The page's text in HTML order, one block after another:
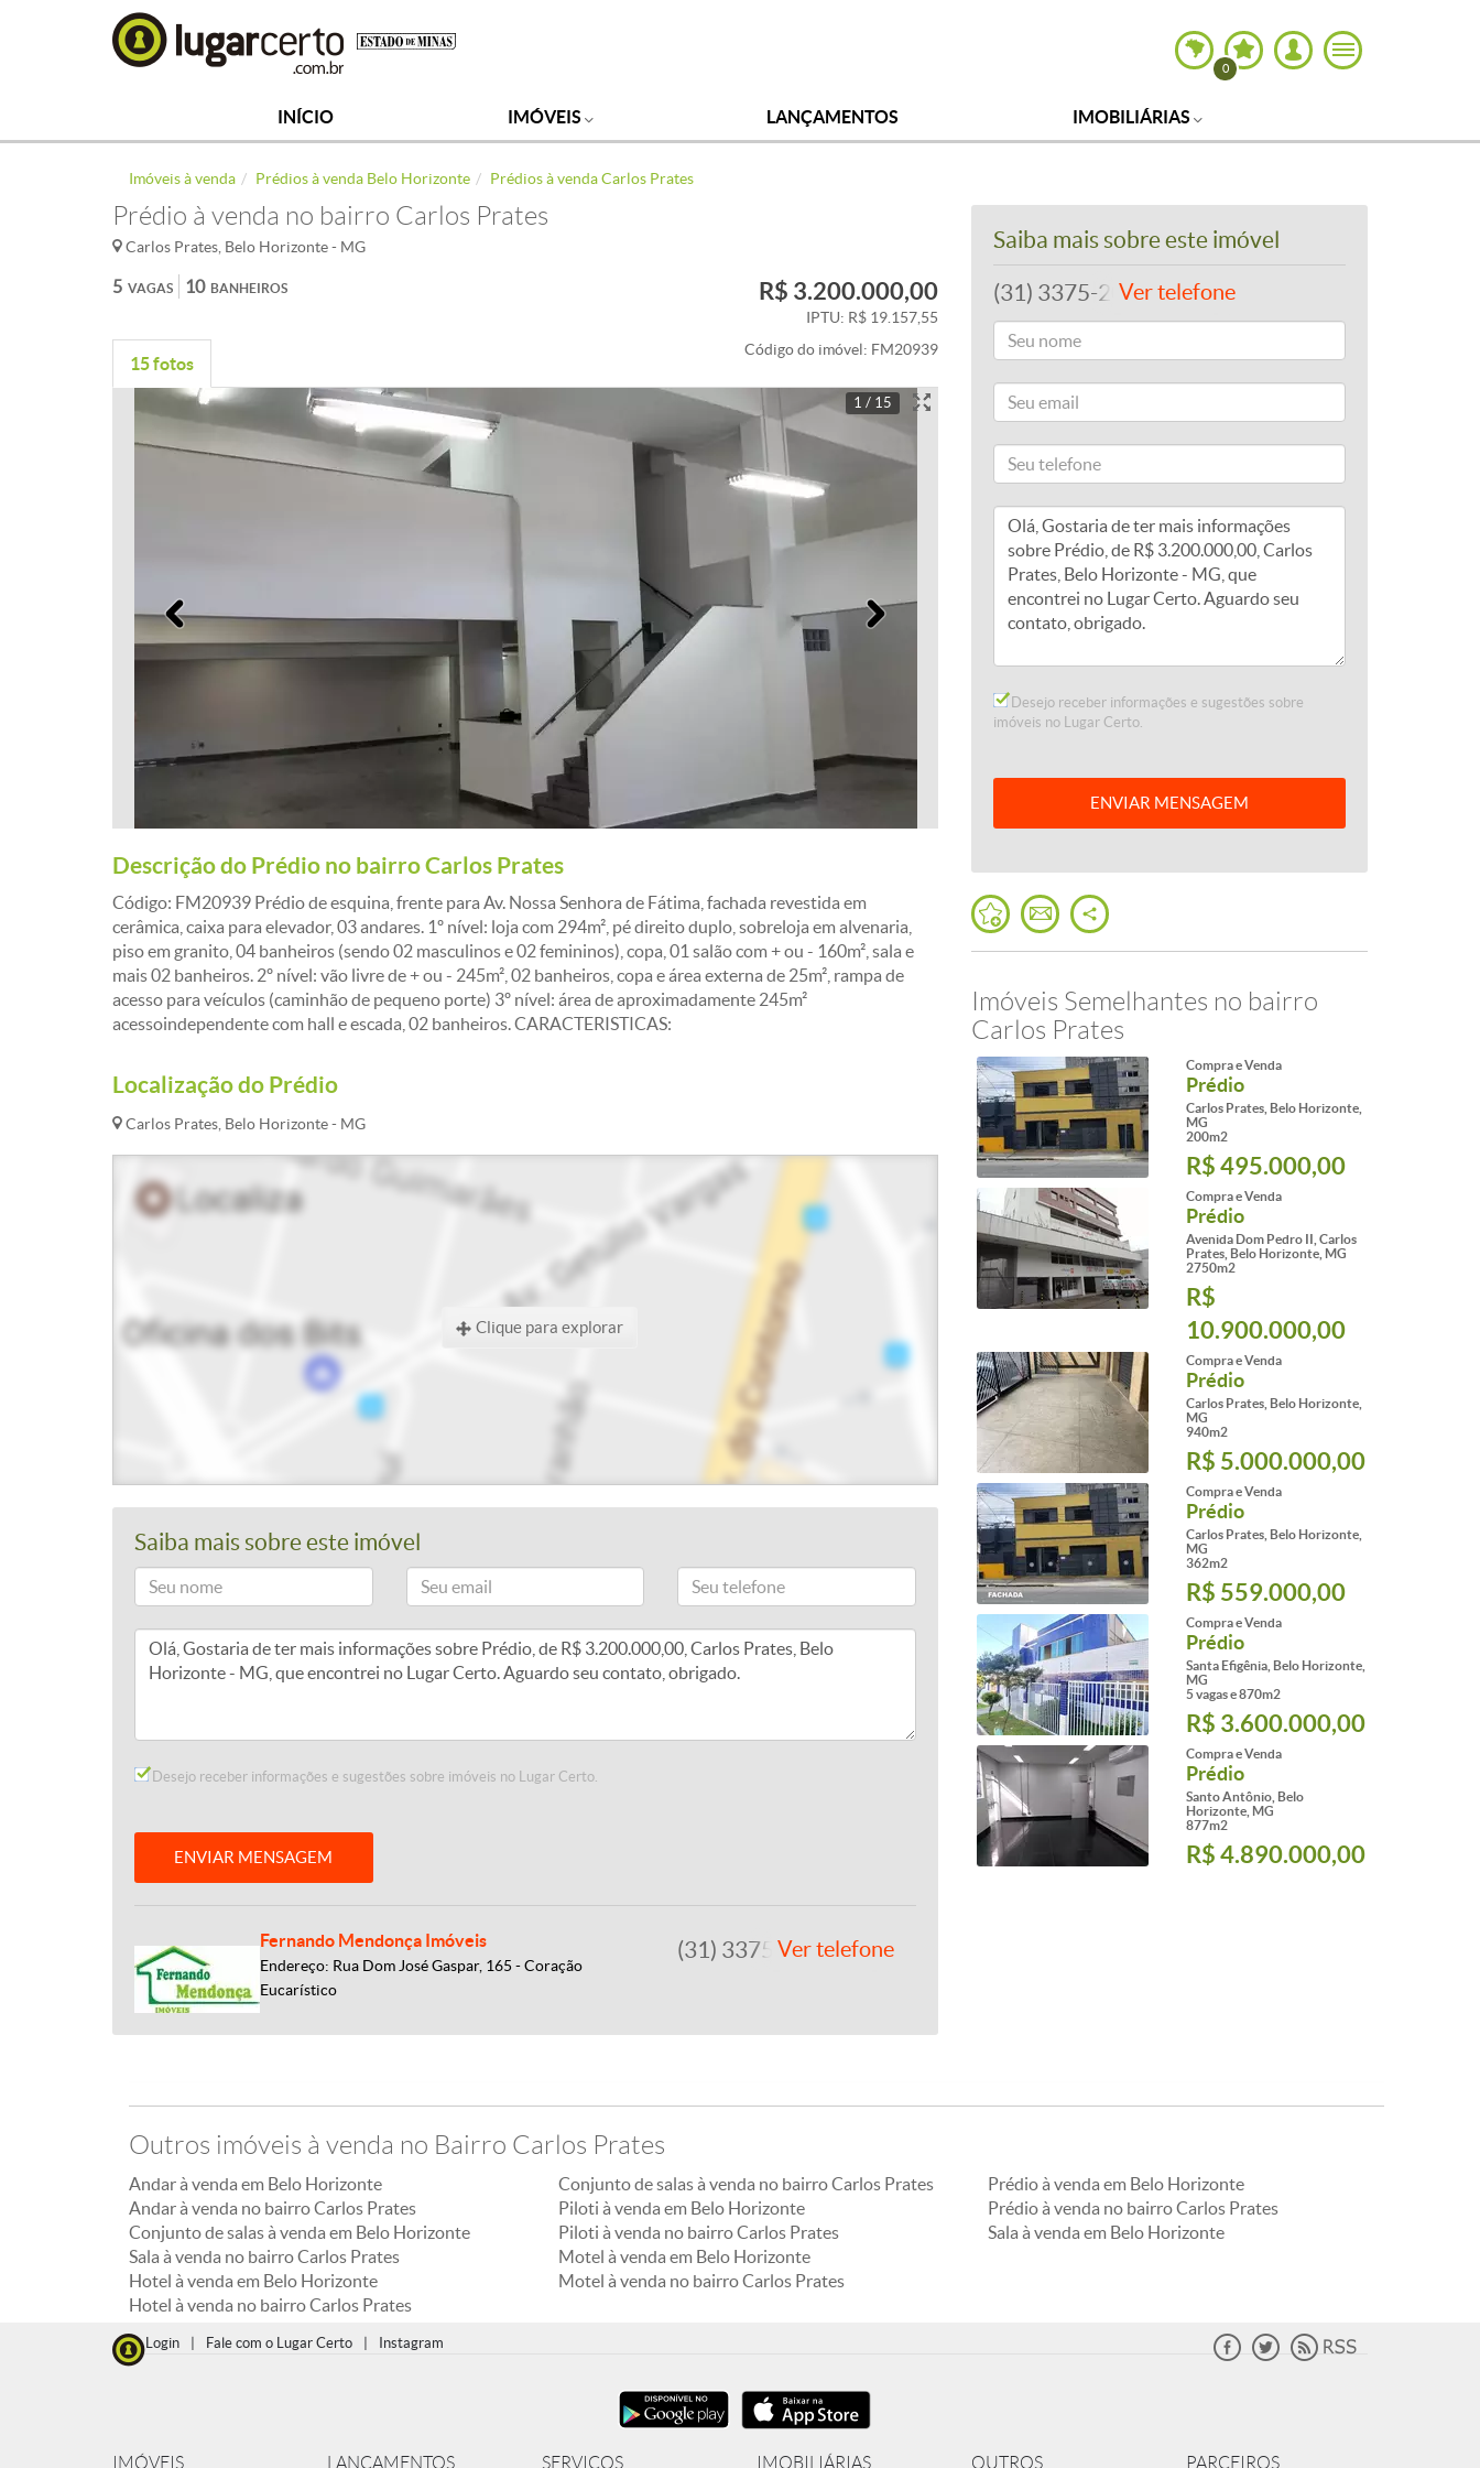
0
INÍCIO IMÓVEIS LANÇAMENTOS IMOBILIÁRIAS
Imóveis à venda Prédios à venda Belo Horizonte Prédios à venda Carlos Prates
Prédio à venda no bairro Carlos Prates
Carlos Prates, Belo Horizonte - MG
VAGAS
5 BANHEIROS
10 R$ 3.200.000,00
IPTU: R$ 19.157,55
15 fotos
Código do imóvel: FM20939
1 / 15
Próximo
Descrição do Prédio no bairro Carlos Prates
Código: FM20939 Prédio de esquina, frente para Av. Nossa Senhora de Fátima, fachada revestida em
cerâmica, caixa para elevador, 03 andares. 1º nível: loja com 294m², pé direito duplo, sobreloja em alvenaria,
piso em granito, 04 banheiros (sendo 02 masculinos e 02 femininos), copa, 01 salão com + ou - 160m², sala e
mais 02 banheiros. 2º nível: vão livre de + ou - 245m², 02 banheiros, copa e área externa de 25m², rampa de
acesso para veículos (caminhão de pequeno porte) 3º nível: área de aproximadamente 245m²
acessoindependente com hall e escada, 02 banheiros. CARACTERISTICAS:
Localização do Prédio
Carlos Prates, Belo Horizonte - MG
Clique para explorar
Saiba mais sobre este imóvel
Desejo receber informações e sugestões sobre imóveis no Lugar Certo.
ENVIAR MENSAGEM
Fernando Mendonça Imóveis
Endereço: Rua Dom José Gaspar, 165 - Coração
Eucarístico
(31) 3375-2022Ver telefone
Saiba mais sobre este imóvel
(31) 3375-2022Ver telefone
Desejo receber informações e sugestões sobre
imóveis no Lugar Certo.
ENVIAR MENSAGEM
Imóveis Semelhantes no bairro
Carlos Prates
Compra e Venda
Prédio
Carlos Prates, Belo Horizonte,
MG
200m2
R$ 495.000,00
Compra e Venda
Prédio
Avenida Dom Pedro II, Carlos
Prates, Belo Horizonte, MG
2750m2
R$
10.900.000,00
Compra e Venda
Prédio
Carlos Prates, Belo Horizonte,
MG
940m2
R$ 5.000.000,00
Compra e Venda
Prédio
Carlos Prates, Belo Horizonte,
MG
362m2
R$ 559.000,00
Compra e Venda
Prédio
Santa Efigênia, Belo Horizonte,
MG
5 vagas e 870m2
R$ 3.600.000,00
Compra e Venda
Prédio
Santo Antônio, Belo
Horizonte, MG
877m2
R$ 4.890.000,00
Outros imóveis à venda no Bairro Carlos Prates
Andar à venda em Belo Horizonte
Andar à venda no bairro Carlos Prates
Conjunto de salas à venda em Belo Horizonte
Conjunto de salas à venda no bairro Carlos Prates
Piloti à venda em Belo Horizonte
Piloti à venda no bairro Carlos Prates
Prédio à venda em Belo Horizonte
Prédio à venda no bairro Carlos Prates
Sala à venda em Belo Horizonte
Sala à venda no bairro Carlos Prates
Hotel à venda em Belo Horizonte
Hotel à venda no bairro Carlos Prates
Motel à venda em Belo Horizonte
Motel à venda no bairro Carlos Prates
Login Fale com o Lugar Certo Instagram
IMÓVEIS LANÇAMENTOS SERVIÇOS IMOBILIÁRIAS OUTROS PARCEIROS